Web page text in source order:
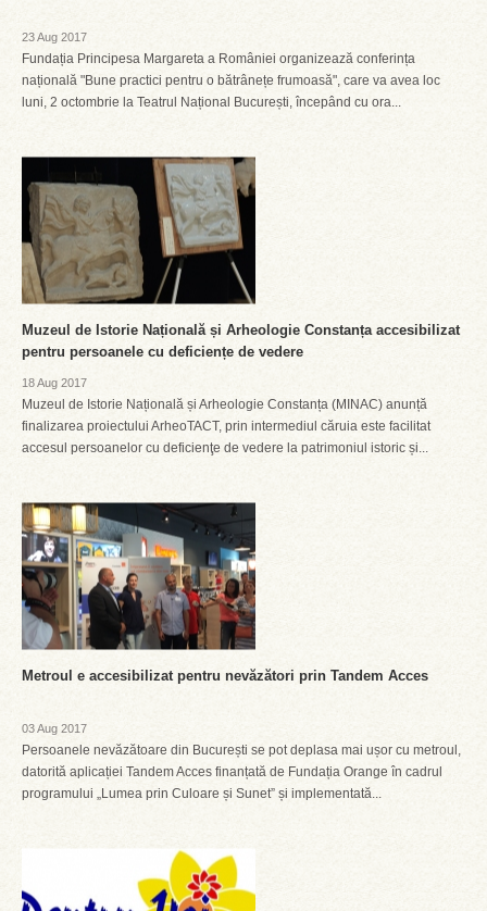
23 Aug 2017
Fundația Principesa Margareta a României organizează conferința
națională "Bune practici pentru o bătrânețe frumoasă", care va avea loc
luni, 2 octombrie la Teatrul Național București, începând cu ora...
Muzeul de Istorie Națională și Arheologie Constanța accesibilizat
pentru persoanele cu deficiențe de vedere
18 Aug 2017
Muzeul de Istorie Națională și Arheologie Constanța (MINAC) anunță
finalizarea proiectului ArheoTACT, prin intermediul căruia este facilitat
accesul persoanelor cu deficienţe de vedere la patrimoniul istoric și...
Metroul e accesibilizat pentru nevăzători prin Tandem Acces
03 Aug 2017
Persoanele nevăzătoare din București se pot deplasa mai ușor cu metroul,
datorită aplicației Tandem Acces finanțată de Fundația Orange în cadrul
programului „Lumea prin Culoare și Sunet” și implementată...